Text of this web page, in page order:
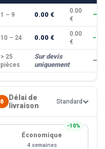
1 – 9 0.00 €
0.00
€
—
10 – 24 0.00 €
0.00
€
> 25
pièces
Sur devis
uniquement
—
6
Délai de
livraison
Standard
−10%
Économique
4 semaines